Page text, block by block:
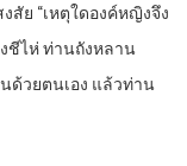
สัย “เหตุใดองค์หญิงจึง
ชีไห่ ท่านถังหลาน
ด้วยตนเอง แล้วท่าน